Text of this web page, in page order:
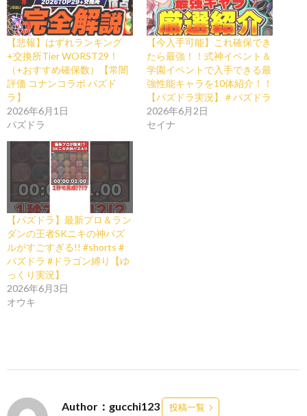
【悲報】はずれランキング
+交換所Tier WORST29！
（+おすすめ確保数）【常闇
評価 コナンコラボ パズド
ラ】
2026年6月1日
パズドラ
【今入手可能】これ確保でき
たら最強！！式神イベント＆
学園イベントで入手できる最
強性能キャラを10体紹介！！
【パズドラ実況】＃パズドラ
2026年6月2日
セイナ
【パズドラ】最新プロ＆ラン
ダンの王者SKニキの神パズ
ルがすごすぎる!! #shorts #
パズドラ #ドラゴン縛り【ゆ
っくり実況】
2026年6月3日
オウキ
Author：gucchi123 投稿一覧